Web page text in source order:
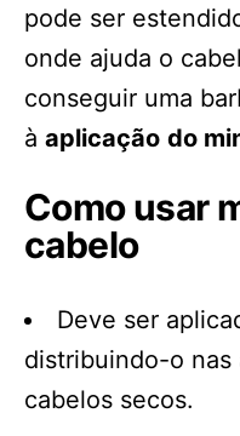
pode ser
onde ajuda o
conseguir uma
à aplicação do
Como usar
cabelo
Deve ser
distribuindo-o nas
cabelos secos.